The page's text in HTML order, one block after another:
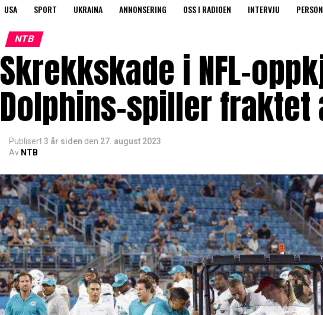
USA SPORT UKRAINA ANNONSERING OSS I RADIOEN INTERVJU
NTB
Skrekkskade i NFL-
Dolphins-spiller fraktet
Publisert3 år siden den 27. august 2023
Av NTB